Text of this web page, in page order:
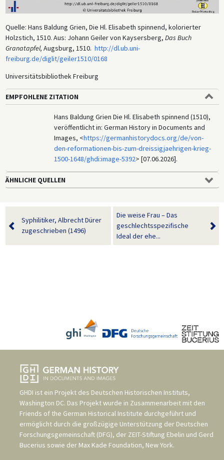
Quelle: Hans Baldung Grien, Die Hl. Elisabeth spinnend, kolorierter
Holzstich, 1510. Aus: Johann Geiler von Kaysersberg, Das Buch
Granatapfel, Augsburg, 1510. http://dl.ub.uni-
freiburg.de/diglit/geiler1510/0168
Universitätsbibliothek Freiburg
EMPFOHLENE ZITATION
Hans Baldung Grien Die Hl. Elisabeth spinnend (1510),
veröffentlicht in: German History in Documents and
Images, <https://germanhistorydocs.org/de/von-
den-reformationen-bis-zum-dreissigjaehrigen-krieg-
1500-1648/ghdi:image-5392> [07.06.2026].
ÄHNLICHE QUELLEN
Syphilitiker, Albrecht Dürer
zugeschrieben (1496)
Die weise Frau – Das
geschlechtsspezifische
Ideal der ehe...
GHDI ist ein Projekt des Deutschen Historischen Instituts,
Washington DC. Das Projekt wurde in Zusammenarbeit mit den
Friends of the German Historical Institute durchgeführt und
ermöglicht durch die großzügige Unterstützung der Deutschen
Forschungsgemeinschaft (DFG), der ZEIT-Stiftung Ebelin und Gerd
Bucerius sowie der Max Kade Foundation, New York.